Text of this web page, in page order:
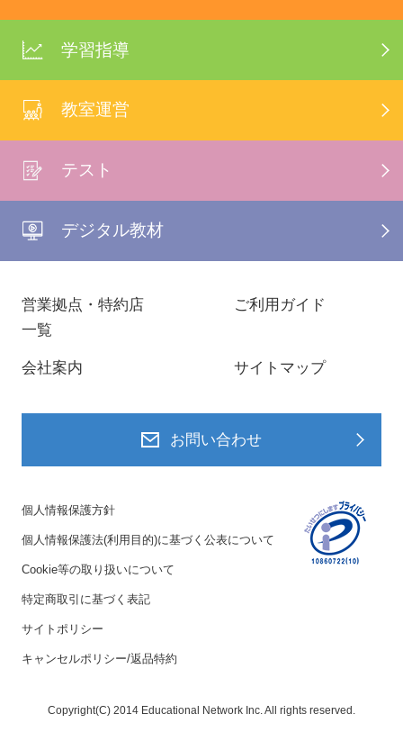
学習指導
教室運営
テスト
デジタル教材
営業拠点・特約店
一覧
ご利用ガイド
会社案内 サイトマップ
お問い合わせ
個人情報保護方針
個人情報保護法(利用目的)に基づく公表について
Cookie等の取り扱いについて
特定商取引に基づく表記
サイトポリシー
キャンセルポリシー/返品特約
Copyright(C) 2014 Educational Network Inc. All rights reserved.